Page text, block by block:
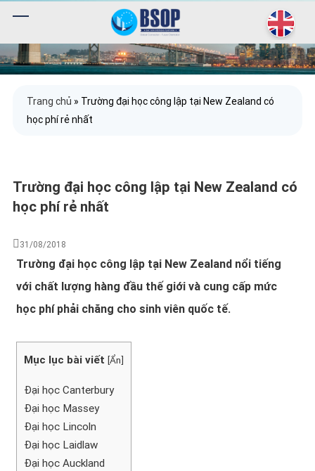
Trang chủ » Trường đại học công lập tại New Zealand có
học phí rẻ nhất
Trường đại học công lập tại New Zealand có
học phí rẻ nhất
31/08/2018
Trường đại học công lập tại New Zealand nổi tiếng
với chất lượng hàng đầu thế giới và cung cấp mức
học phí phải chăng cho sinh viên quốc tế.
Mục lục bài viết [Ẩn]
Đại học Canterbury
Đại học Massey
Đại học Lincoln
Đại học Laidlaw
Đại học Auckland